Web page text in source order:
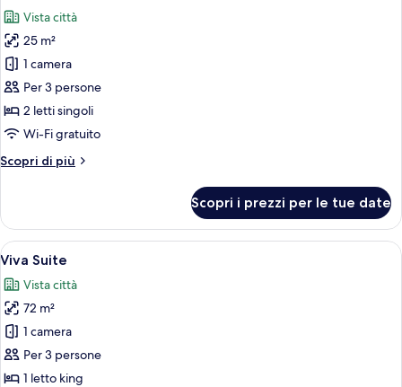
le
foto
per
Camera
Deluxe
con
letti
Vista città
25 m²
1 camera
Per 3 persone
2 letti singoli
Wi-Fi gratuito
Scopri di più
Altri
Deluxe
con
2
singoli
Scopri i prezzi per le tue date
Apri
tutte
le
foto
per
Viva
Suite
Una camera d'albergo con un letto
8
Viva Suite
Vista città
72 m²
1 camera
Per 3 persone
1 letto king